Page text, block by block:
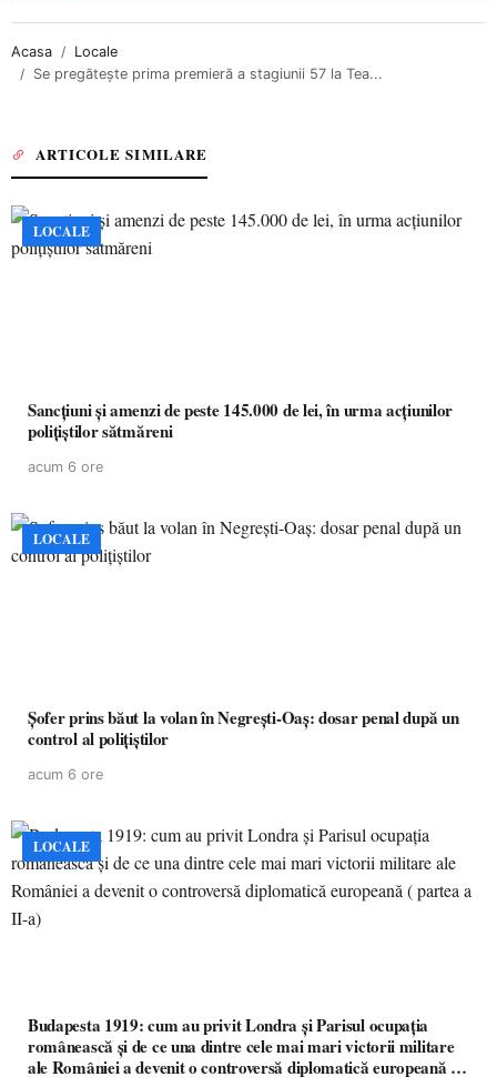
Acasa
Locale
Se pregătește prima premieră a stagiunii 57 la Tea...
ARTICOLE SIMILARE
LOCALE
Sancțiuni și amenzi de peste 145.000 de lei, în urma acțiunilor
polițiștilor sătmăreni
acum 6 ore
LOCALE
Șofer prins băut la volan în Negrești-Oaș: dosar penal după un
control al polițiștilor
acum 6 ore
LOCALE
Budapesta 1919: cum au privit Londra și Parisul ocupația
românească și de ce una dintre cele mai mari victorii militare
ale României a devenit o controversă diplomatică europeană (